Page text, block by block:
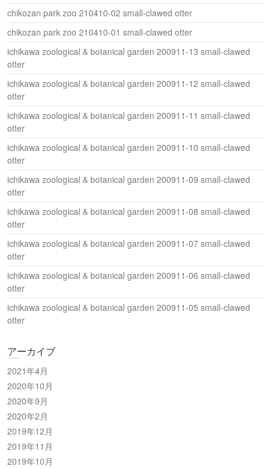
chikozan park zoo 210410-02 small-clawed otter
chikozan park zoo 210410-01 small-clawed otter
ichikawa zoological & botanical garden 200911-13 small-clawed
otter
ichikawa zoological & botanical garden 200911-12 small-clawed
otter
ichikawa zoological & botanical garden 200911-11 small-clawed
otter
ichikawa zoological & botanical garden 200911-10 small-clawed
otter
ichikawa zoological & botanical garden 200911-09 small-clawed
otter
ichikawa zoological & botanical garden 200911-08 small-clawed
otter
ichikawa zoological & botanical garden 200911-07 small-clawed
otter
ichikawa zoological & botanical garden 200911-06 small-clawed
otter
ichikawa zoological & botanical garden 200911-05 small-clawed
otter
アーカイブ
2021年4月
2020年10月
2020年9月
2020年2月
2019年12月
2019年11月
2019年10月